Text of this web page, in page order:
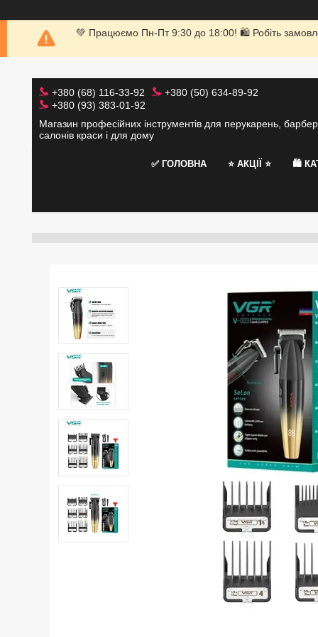
💚 Працюємо Пн-Пт 9:30 до 18:00! 🛍 Робіть
+380 (68) 116-33-92
+380 (50) 634-89-92
+380 (93) 383-01-92
Магазин професійних інструментів для перукарень,
салонів краси і для дому
✅ ГОЛОВНА ⭐️ АКЦІЇ ⭐️ 🛍